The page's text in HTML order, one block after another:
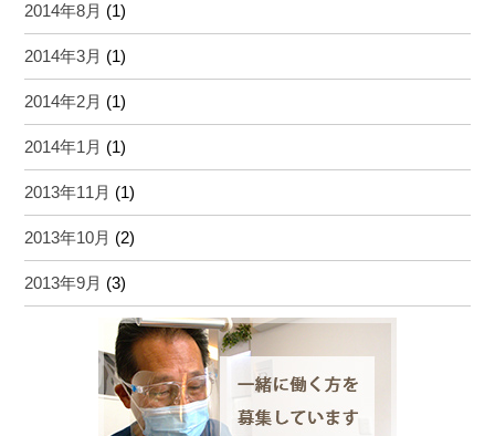
2014年8月 (1)
2014年3月 (1)
2014年2月 (1)
2014年1月 (1)
2013年11月 (1)
2013年10月 (2)
2013年9月 (3)